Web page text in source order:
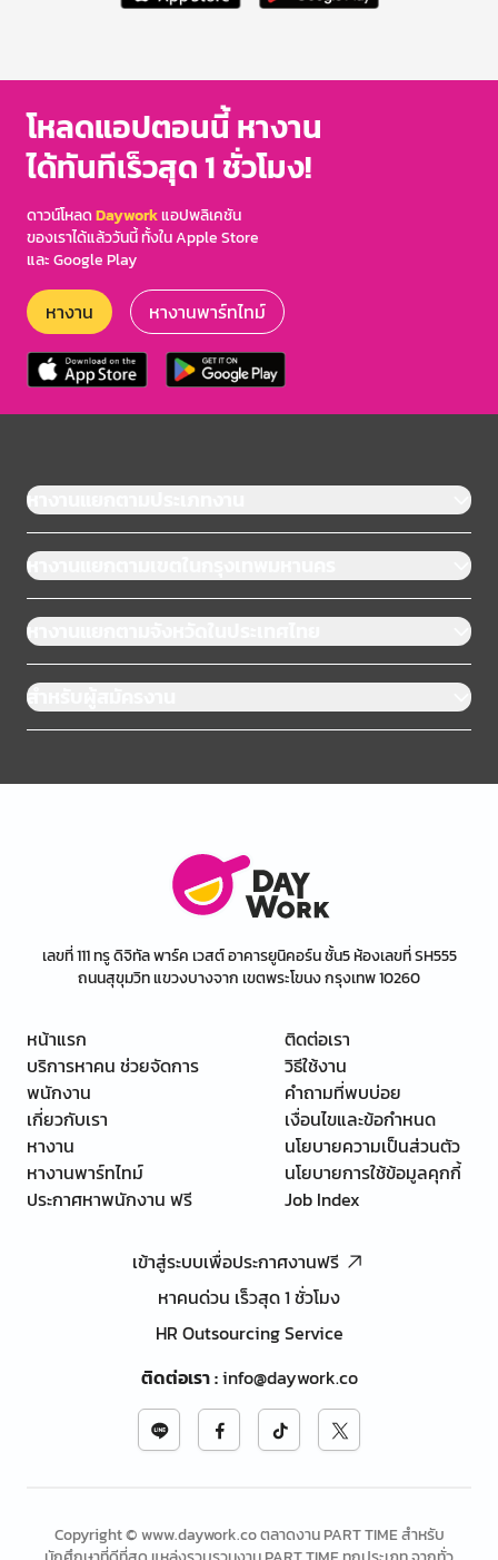
โหลดแอปตอนนี้ หางาน
ได้ทันทีเร็วสุด 1 ชั่วโมง!
ดาวน์โหลดDayworkแอปพลิเคชัน
ของเราได้แล้ววันนี้ ทั้งใน Apple Store
และ Google Play
หางาน หางานพาร์ทไทม์
หางานแยกตามประเภทงาน
หางานแยกตามเขตในกรุงเทพมหานคร
หางานแยกตามจังหวัดในประเทศไทย
สำหรับผู้สมัครงาน
เลขที่ 111 ทรู ดิจิทัล พาร์ค เวสต์ อาคารยูนิคอร์น ชั้น5 ห้องเลขที่ SH555
ถนนสุขุมวิท แขวงบางจาก เขตพระโขนง กรุงเทพ 10260
หน้าแรก
บริการหาคน ช่วยจัดการ
พนักงาน
เกี่ยวกับเรา
หางาน
หางานพาร์ทไทม์
ประกาศหาพนักงาน ฟรี
ติดต่อเรา
วิธีใช้งาน
คำถามที่พบบ่อย
เงื่อนไขและข้อกำหนด
นโยบายความเป็นส่วนตัว
นโยบายการใช้ข้อมูลคุกกี้
Job Index
เข้าสู่ระบบเพื่อประกาศงานฟรี
หาคนด่วน เร็วสุด 1 ชั่วโมง
HR Outsourcing Service
ติดต่อเรา:info@daywork.co
Copyright © www.daywork.co ตลาดงาน PART TIME สำหรับ